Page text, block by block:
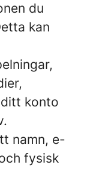
du
kan
konto
namn, e-
fysisk